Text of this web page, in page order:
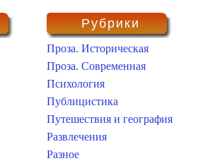
Рубрики
Проза. Историческая
Проза. Современная
Психология
Публицистика
Путешествия и география
Развлечения
Разное